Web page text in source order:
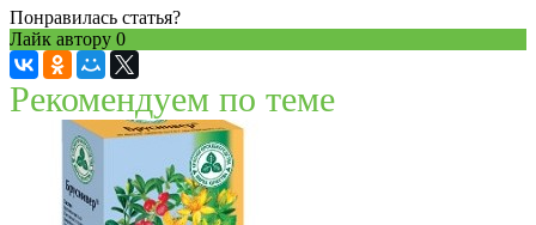
Понравилась статья?
Лайк автору 0
Рекомендуем по теме